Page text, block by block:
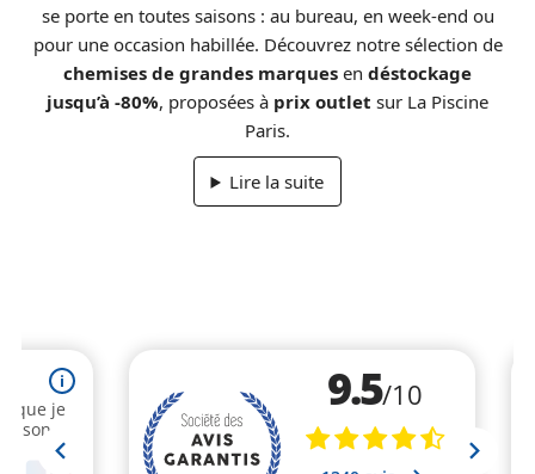
se porte en toutes saisons : au bureau, en week-end ou
pour une occasion habillée. Découvrez notre sélection de
chemises de grandes marques en déstockage
jusqu’à -80%, proposées à prix outlet sur La Piscine
Paris.
Lire la suite